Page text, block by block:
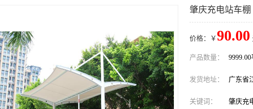
肇庆充电站车
价格：￥ 90.00
产品数量：
发货地址： 广东省
关键词： 肇庆充